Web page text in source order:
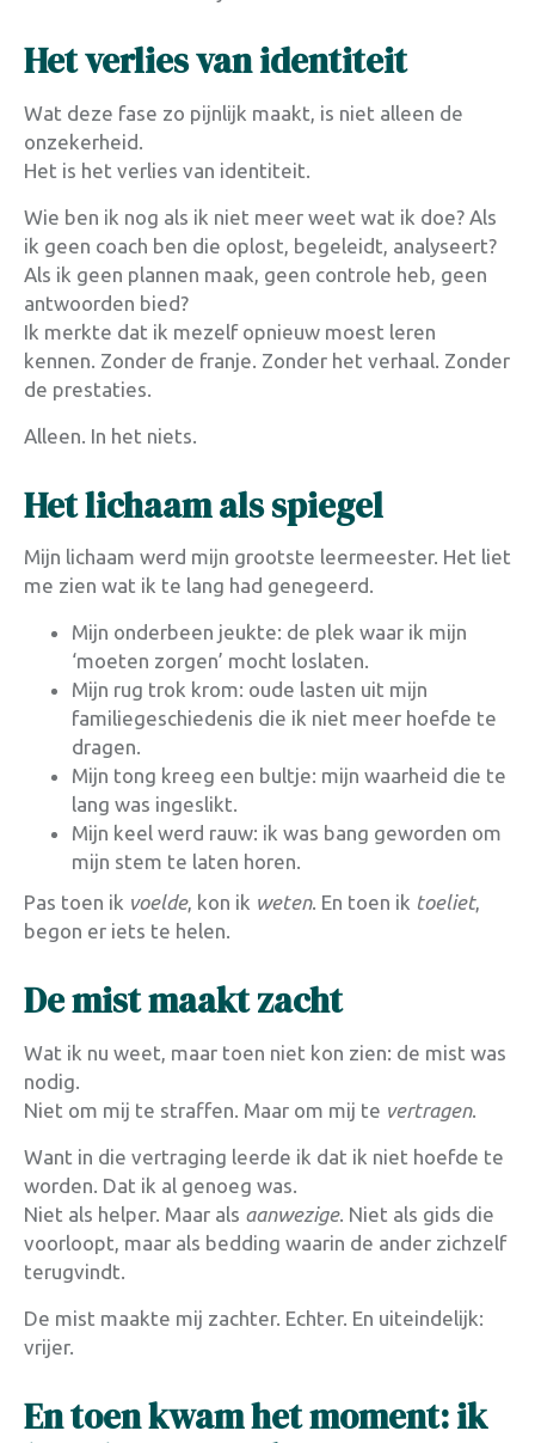
Het verlies van identiteit
Wat deze fase zo pijnlijk maakt, is niet alleen de
onzekerheid.
Het is het verlies van identiteit.
Wie ben ik nog als ik niet meer weet wat ik doe? Als
ik geen coach ben die oplost, begeleidt, analyseert?
Als ik geen plannen maak, geen controle heb, geen
antwoorden bied?
Ik merkte dat ik mezelf opnieuw moest leren
kennen. Zonder de franje. Zonder het verhaal. Zonder
de prestaties.
Alleen. In het niets.
Het lichaam als spiegel
Mijn lichaam werd mijn grootste leermeester. Het liet
me zien wat ik te lang had genegeerd.
Mijn onderbeen jeukte: de plek waar ik mijn
‘moeten zorgen’ mocht loslaten.
Mijn rug trok krom: oude lasten uit mijn
familiegeschiedenis die ik niet meer hoefde te
dragen.
Mijn tong kreeg een bultje: mijn waarheid die te
lang was ingeslikt.
Mijn keel werd rauw: ik was bang geworden om
mijn stem te laten horen.
Pas toen ik voelde, kon ik weten. En toen ik toeliet,
begon er iets te helen.
De mist maakt zacht
Wat ik nu weet, maar toen niet kon zien: de mist was
nodig.
Niet om mij te straffen. Maar om mij te vertragen.
Want in die vertraging leerde ik dat ik niet hoefde te
worden. Dat ik al genoeg was.
Niet als helper. Maar als aanwezige. Niet als gids die
voorloopt, maar als bedding waarin de ander zichzelf
terugvindt.
De mist maakte mij zachter. Echter. En uiteindelijk:
vrijer.
En toen kwam het moment: ik